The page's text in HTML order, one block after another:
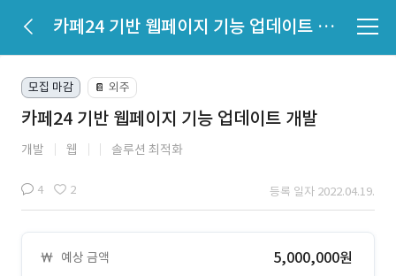
카페24 기반 웹페이지 기능 업데이트 개발
모집 마감 📔 외주
카페24 기반 웹페이지 기능 업데이트 개발
개발 웹 솔루션 최적화
4 2 등록 일자 2022.04.19.
예상 금액 5,000,000원